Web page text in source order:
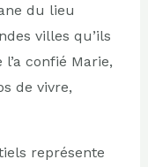
du lieu
villes qu’ils
confié Marie,
de vivre,
représente